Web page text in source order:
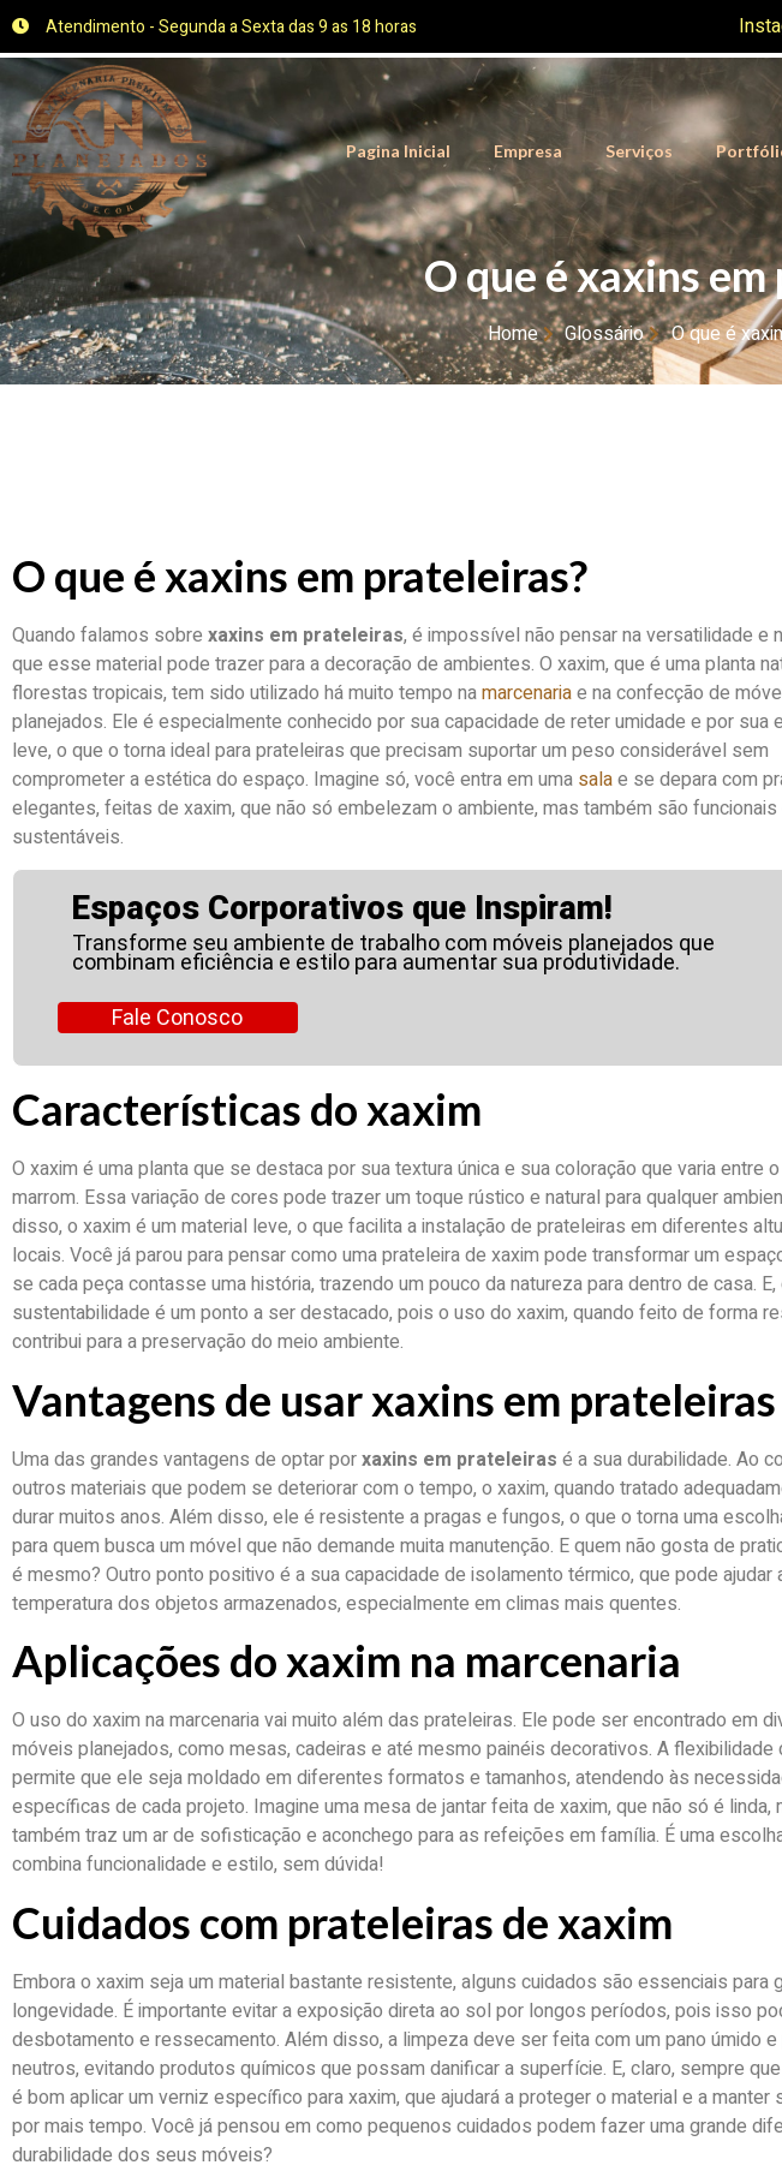
Atendimento - Segunda a Sexta das 9 as 18 horas
Pagina Inicial Empresa Serviços
O que é xaxins
Home Glossário O que é
O que é xaxins em prateleiras?
Quando falamos sobre xaxins em prateleiras, é impossível não pensar na versatilidade e
que esse material pode trazer para a decoração de ambientes. O xaxim, que é uma planta
florestas tropicais, tem sido utilizado há muito tempo namarcenariae na confecção de
planejados. Ele é especialmente conhecido por sua capacidade de reter umidade e por sua
leve, o que o torna ideal para prateleiras que precisam suportar um peso considerável sem
comprometer a estética do espaço. Imagine só, você entra em uma salae se depara com
elegantes, feitas de xaxim, que não só embelezam o ambiente, mas também são funcionais
sustentáveis.
Espaços Corporativos que Inspiram!
Transforme seu ambiente de trabalho com móveis planejados que
combinam eficiência e estilo para aumentar sua produtividade.
Fale Conosco
Características do xaxim
O xaxim é uma planta que se destaca por sua textura única e sua coloração que varia entre
marrom. Essa variação de cores pode trazer um toque rústico e natural para qualquer
disso, o xaxim é um material leve, o que facilita a instalação de prateleiras em diferentes
locais. Você já parou para pensar como uma prateleira de xaxim pode transformar um
se cada peça contasse uma história, trazendo um pouco da natureza para dentro de casa. E,
sustentabilidade é um ponto a ser destacado, pois o uso do xaxim, quando feito de forma
contribui para a preservação do meio ambiente.
Vantagens de usar xaxins em prateleiras
Uma das grandes vantagens de optar porxaxins em prateleiras é a sua durabilidade. Ao
outros materiais que podem se deteriorar com o tempo, o xaxim, quando tratado
durar muitos anos. Além disso, ele é resistente a pragas e fungos, o que o torna uma
para quem busca um móvel que não demande muita manutenção. E quem não gosta de
é mesmo? Outro ponto positivo é a sua capacidade de isolamento térmico, que pode ajudar
temperatura dos objetos armazenados, especialmente em climas mais quentes.
Aplicações do xaxim na marcenaria
O uso do xaxim na marcenaria vai muito além das prateleiras. Ele pode ser encontrado em
móveis planejados, como mesas, cadeiras e até mesmo painéis decorativos. A flexibilidade
permite que ele seja moldado em diferentes formatos e tamanhos, atendendo às
específicas de cada projeto. Imagine uma mesa de jantar feita de xaxim, que não só é linda,
também traz um ar de sofisticação e aconchego para as refeições em família. É uma
combina funcionalidade e estilo, sem dúvida!
Cuidados com prateleiras de xaxim
Embora o xaxim seja um material bastante resistente, alguns cuidados são essenciais para
longevidade. É importante evitar a exposição direta ao sol por longos períodos, pois isso
desbotamento e ressecamento. Além disso, a limpeza deve ser feita com um pano úmido
neutros, evitando produtos químicos que possam danificar a superfície. E, claro, sempre
é bom aplicar um verniz específico para xaxim, que ajudará a proteger o material e a manter
por mais tempo. Você já pensou em como pequenos cuidados podem fazer uma grande
durabilidade dos seus móveis?